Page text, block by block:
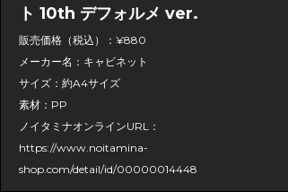
ト 10th デフォルメ ver.
販売価格（税込）：¥880
メーカー名：キャビネット
サイズ：約A4サイズ
素材：PP
ノイタミナオンラインURL：
https://www.noitamina-
shop.com/detail/id/00000014448